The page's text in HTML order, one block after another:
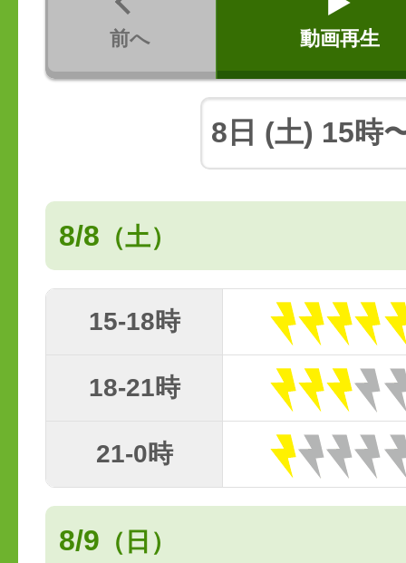
前へ 動画再生
8/8 （土）
15-18時
18-21時
21-0時
8/9 （日）